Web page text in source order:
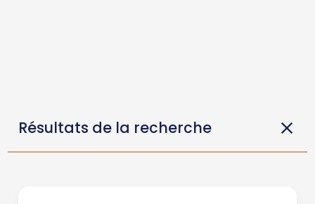
Résultats de la recherche